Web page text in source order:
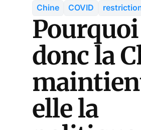
Chine COVID
Pourquoi
donc la
elle la